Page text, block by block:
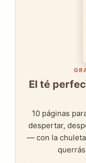
El té
10 páginas
despertar,
— con la